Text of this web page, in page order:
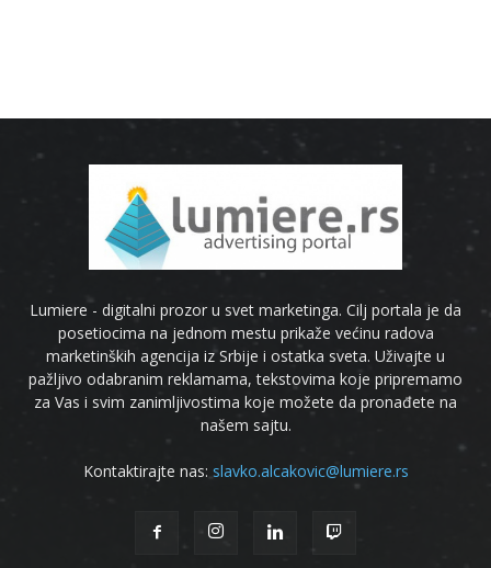
Lumiere - digitalni prozor u svet marketinga. Cilj portala je da
posetiocima na jednom mestu prikaže većinu radova
marketinških agencija iz Srbije i ostatka sveta. Uživajte u
pažljivo odabranim reklamama, tekstovima koje pripremamo
za Vas i svim zanimljivostima koje možete da pronađete na
našem sajtu.
Kontaktirajte nas: slavko.alcakovic@lumiere.rs